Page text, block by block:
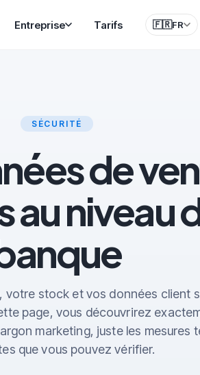
Entreprise Tarifs 🇫🇷FR
SÉCURITÉ
de
au niveau
votre stock et vos données client
page, vous découvrirez
marketing, juste les mesures
que vous pouvez vérifier.